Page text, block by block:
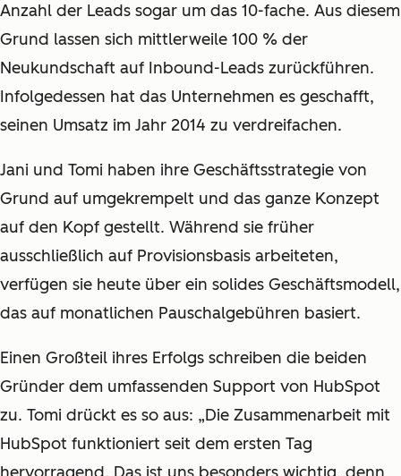
Anzahl der Leads sogar um das 10-fache. Aus diesem
Grund lassen sich mittlerweile 100 % der
Neukundschaft auf Inbound-Leads zurückführen.
Infolgedessen hat das Unternehmen es geschafft,
seinen Umsatz im Jahr 2014 zu verdreifachen.
Jani und Tomi haben ihre Geschäftsstrategie von
Grund auf umgekrempelt und das ganze Konzept
auf den Kopf gestellt. Während sie früher
ausschließlich auf Provisionsbasis arbeiteten,
verfügen sie heute über ein solides Geschäftsmodell,
das auf monatlichen Pauschalgebühren basiert.
Einen Großteil ihres Erfolgs schreiben die beiden
Gründer dem umfassenden Support von HubSpot
zu. Tomi drückt es so aus: „Die Zusammenarbeit mit
HubSpot funktioniert seit dem ersten Tag